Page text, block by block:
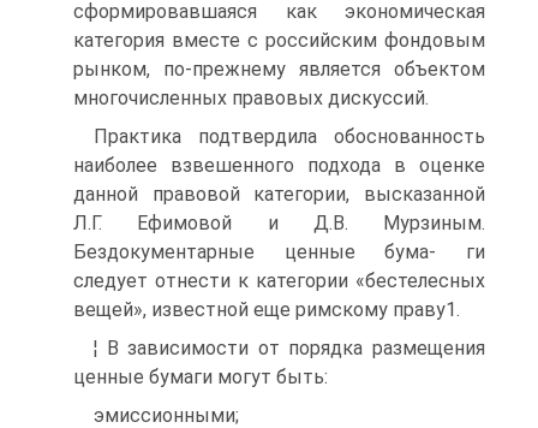
сформировавшаяся как экономическая
категория вместе с российским фондовым
рынком, по-прежнему является объектом
многочисленных правовых дискуссий.
Практика подтвердила обоснованность
наиболее взвешенного подхода в оценке
данной правовой категории, высказанной
Л.Г. Ефимовой и Д.В. Мурзиным.
Бездокументарные ценные бума- ги
следует отнести к категории «бестелесных
вещей», известной еще римскому праву1.
¦ В зависимости от порядка размещения
ценные бумаги могут быть:
эмиссионными;